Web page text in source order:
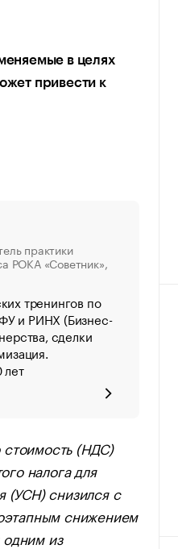
в целях
привести к
практики
РОКА «Советник»,
тренингов по
и РИНХ (Бизнес-
сделки
стоимость (НДС)
налога для
(УСН) снизился с
снижением
из